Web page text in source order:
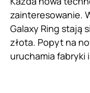
zainteresowanie.
Galaxy Ring stają
złota. Popyt na
uruchamia fabryki